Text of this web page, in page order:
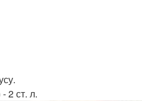
2 ст. л.